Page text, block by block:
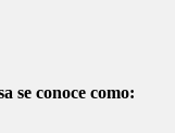
se conoce como: